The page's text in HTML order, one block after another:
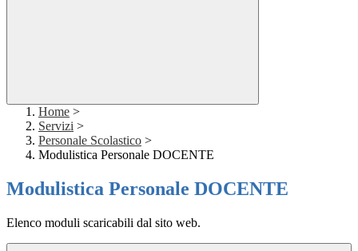
Home >
Servizi >
Personale Scolastico >
Modulistica Personale DOCENTE
Modulistica Personale DOCENTE
Elenco moduli scaricabili dal sito web.